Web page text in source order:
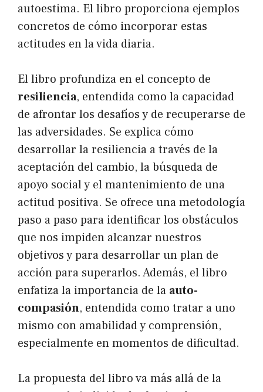
autoestima. El libro proporciona ejemplos
concretos de cómo incorporar estas
actitudes en la vida diaria.
El libro profundiza en el concepto de
resiliencia, entendida como la capacidad
de afrontar los desafíos y de recuperarse de
las adversidades. Se explica cómo
desarrollar la resiliencia a través de la
aceptación del cambio, la búsqueda de
apoyo social y el mantenimiento de una
actitud positiva. Se ofrece una metodología
paso a paso para identificar los obstáculos
que nos impiden alcanzar nuestros
objetivos y para desarrollar un plan de
acción para superarlos. Además, el libro
enfatiza la importancia de la auto-
compasión, entendida como tratar a uno
mismo con amabilidad y comprensión,
especialmente en momentos de dificultad.
La propuesta del libro va más allá de la